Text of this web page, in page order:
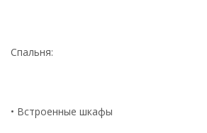
Спальня:
• Встроенные шкафы